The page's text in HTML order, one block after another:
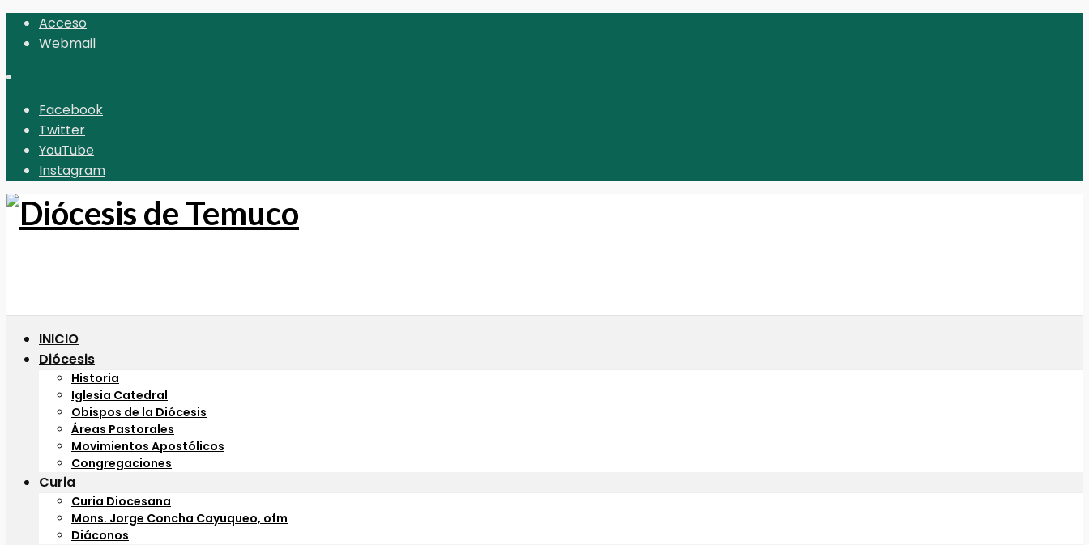
Acceso
Webmail
Facebook
Twitter
YouTube
Instagram
INICIO
Diócesis
Historia
Iglesia Catedral
Obispos de la Diócesis
Áreas Pastorales
Movimientos Apostólicos
Congregaciones
Curia
Curia Diocesana
Mons. Jorge Concha Cayuqueo, ofm
Diáconos